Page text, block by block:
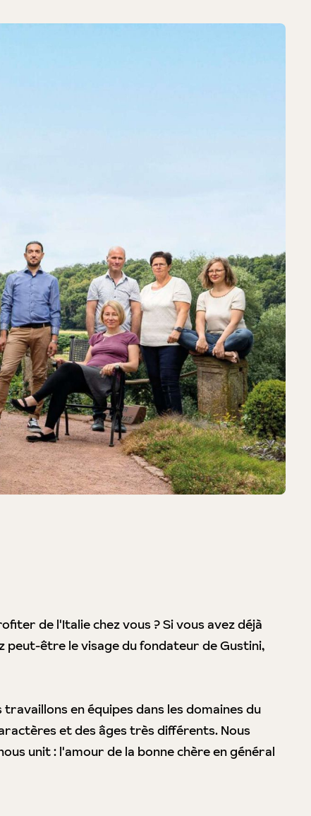
de l'Italie chez vous ? Si vous avez déjà
peut-être le visage du fondateur de Gustini,
travaillons en équipes dans les domaines du
et des âges très différents. Nous
unit : l'amour de la bonne chère en général